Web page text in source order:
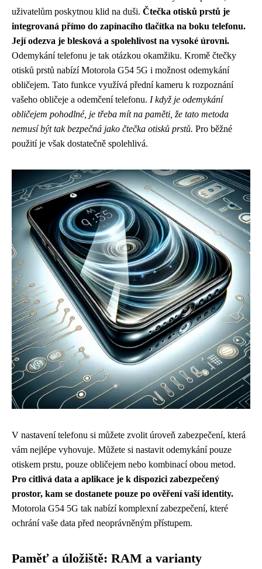
uživatelům poskytnou klid na duši. Čtečka otisků prstů je
integrovaná přímo do zapínacího tlačítka na boku telefonu.
Její odezva je blesková a spolehlivost na vysoké úrovni.
Odemykání telefonu je tak otázkou okamžiku. Kromě čtečky
otisků prstů nabízí Motorola G54 5G i možnost odemykání
obličejem. Tato funkce využívá přední kameru k rozpoznání
vašeho obličeje a odemčení telefonu. I když je odemykání
obličejem pohodlné, je třeba mít na paměti, že tato metoda
nemusí být tak bezpečná jako čtečka otisků prstů. Pro běžné
použití je však dostatečně spolehlivá.
V nastavení telefonu si můžete zvolit úroveň zabezpečení, která
vám nejlépe vyhovuje. Můžete si nastavit odemykání pouze
otiskem prstu, pouze obličejem nebo kombinací obou metod.
Pro citlivá data a aplikace je k dispozici zabezpečený
prostor, kam se dostanete pouze po ověření vaší identity.
Motorola G54 5G tak nabízí komplexní zabezpečení, které
ochrání vaše data před neoprávněným přístupem.
Paměť a úložiště: RAM a varianty